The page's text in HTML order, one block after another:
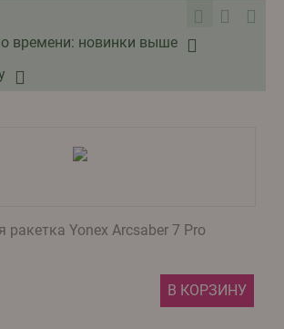
времени: новинки выше
Yonex Arcsaber 7 Pro
В КОРЗИНУ